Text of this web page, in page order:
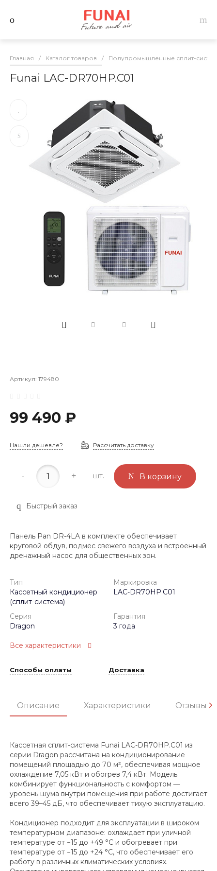
Главная / Каталог товаров / Полупромышленные сплит-
Funai LAC-DR70HP.C01
Артикул: 179480
99 490 ₽
Нашли дешевле? Рассчитать доставку
- + шт. В корзину
Быстрый заказ
Панель Pan DR-4LA в комплекте обеспечивает
круговой обдув, подмес свежего воздуха и встроенный
дренажный насос для общественных зон.
Тип
Кассетный кондиционер
(сплит-система)
Маркировка
LAC-DR70HP.C01
Серия
Dragon
Гарантия
3 года
Все характеристики
Способы оплаты Доставка
Описание Характеристики Отзывы
Кассетная сплит-система Funai LAC-DR70HP.C01 из
серии Dragon рассчитана на кондиционирование
помещений площадью до 70 м², обеспечивая мощное
охлаждение 7,05 кВт и обогрев 7,4 кВт. Модель
комбинирует функциональность с комфортом —
уровень шума внутри помещения при работе достигает
всего 39–45 дБ, что обеспечивает тихую эксплуатацию.
Кондиционер подходит для эксплуатации в широком
температурном диапазоне: охлаждает при уличной
температуре от −15 до +49 °C и обогревает при
температуре от −15 до +24 °C, что обеспечивает его
работу в различных климатических условиях.